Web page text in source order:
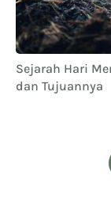
Sejarah Hari
dan Tujuannya